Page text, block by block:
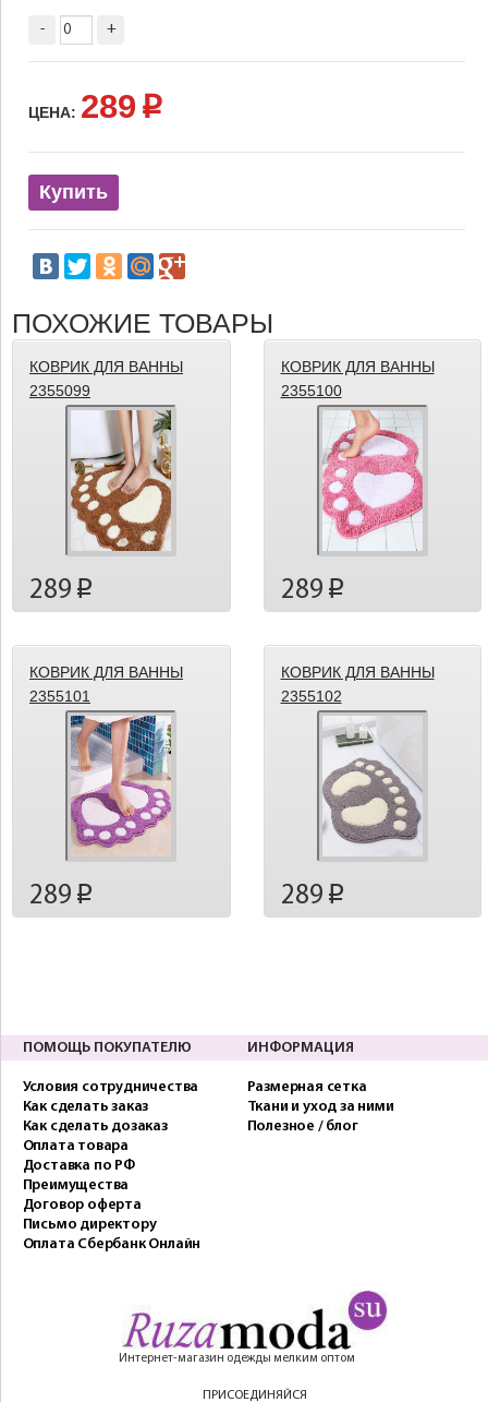
- +
ЦЕНА: 289 p
Купить
ПОХОЖИЕ ТОВАРЫ
КОВРИК ДЛЯ ВАННЫ
2355099
289 p
КОВРИК ДЛЯ ВАННЫ
2355100
289 p
КОВРИК ДЛЯ ВАННЫ
2355101
289 p
КОВРИК ДЛЯ ВАННЫ
2355102
289 p
ПОМОЩЬ ПОКУПАТЕЛЮ
Условия сотрудничества
Как сделать заказ
Как сделать дозаказ
Оплата товара
Доставка по РФ
Преимущества
Договор оферта
Письмо директору
Оплата Сбербанк Онлайн
ИНФОРМАЦИЯ
Размерная сетка
Ткани и уход за ними
Полезное / блог
Интернет-магазин одежды мелким оптом
ПРИСОЕДИНЯЙСЯ